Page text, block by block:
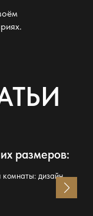
размеров:
дизайн,